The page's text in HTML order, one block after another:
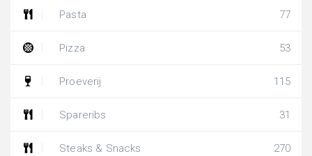
Pasta 77
Pizza 53
Proeverij 115
Spareribs 31
Steaks & Snacks 270